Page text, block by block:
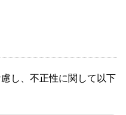
し、不正性に関して以下